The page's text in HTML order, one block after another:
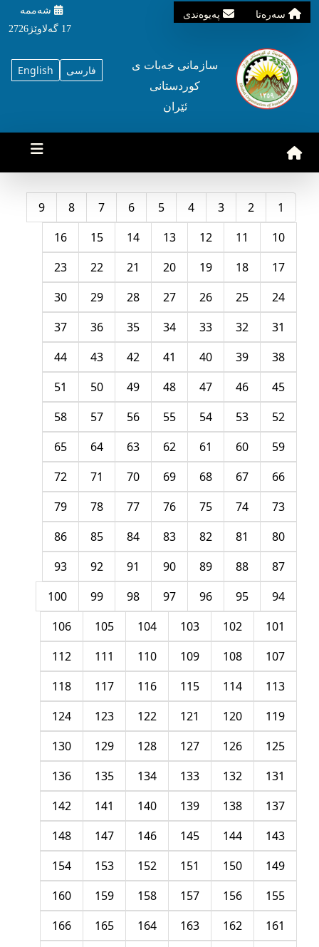
سه‌ره‌تا په‌یوه‌ندی
شه‌ممه‌
17 گه‌لاوێژ2726
English فارسی
سازمانی خه‌بات ی
کوردستانی
ئێران
1
2
3
4
5
6
7
8
9
10
11
12
13
14
15
16
17
18
19
20
21
22
23
24
25
26
27
28
29
30
31
32
33
34
35
36
37
38
39
40
41
42
43
44
45
46
47
48
49
50
51
52
53
54
55
56
57
58
59
60
61
62
63
64
65
66
67
68
69
70
71
72
73
74
75
76
77
78
79
80
81
82
83
84
85
86
87
88
89
90
91
92
93
94
95
96
97
98
99
100
101
102
103
104
105
106
107
108
109
110
111
112
113
114
115
116
117
118
119
120
121
122
123
124
125
126
127
128
129
130
131
132
133
134
135
136
137
138
139
140
141
142
143
144
145
146
147
148
149
150
151
152
153
154
155
156
157
158
159
160
161
162
163
164
165
166